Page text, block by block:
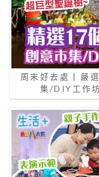
周末好去處 | 嚴
集/DIY工作